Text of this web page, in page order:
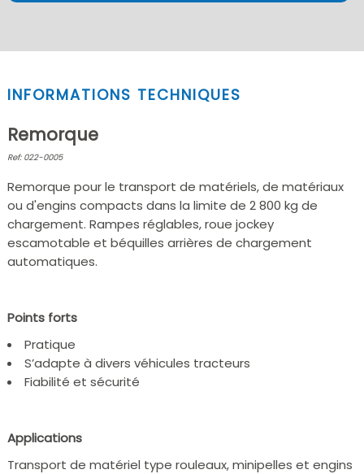
INFORMATIONS TECHNIQUES
Remorque
Ref: 022-0005
Remorque pour le transport de matériels, de matériaux
ou d'engins compacts dans la limite de 2 800 kg de
chargement. Rampes réglables, roue jockey
escamotable et béquilles arrières de chargement
automatiques.
Points forts
Pratique
S’adapte à divers véhicules tracteurs
Fiabilité et sécurité
Applications
Transport de matériel type rouleaux, minipelles et engins